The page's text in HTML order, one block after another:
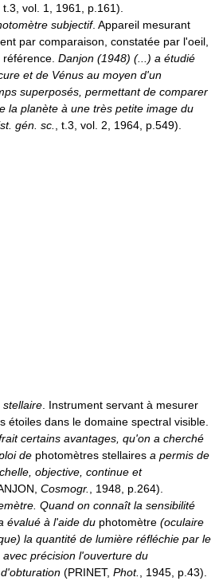
, t.3, vol. 1, 1961, p.161).
subjectif. Appareil mesurant
par comparaison, constatée par l'oeil,
Danjon (1948) (...) a étudié
et de Vénus au moyen d'un
superposés, permettant de comparer
la planète à une très petite image du
gén. sc. , t.3, vol. 2, 1964, p.549).
stellaire . Instrument servant à mesurer
étoiles dans le domaine spectral visible.
certains avantages, qu'on a cherché
de photomètres stellaires a permis de
objective, continue et
Cosmogr.
, 1948, p.264).
Quand on connaît la sensibilité
évalué à l'aide du photomètre (oculaire
la quantité de lumière réfléchie par le
précision l'ouverture du
(PRINET, Phot. , 1945, p.43).